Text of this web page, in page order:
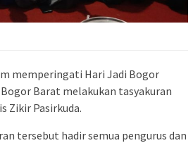
memperingati Hari Jadi Bogor
Barat melakukan tasyakuran
Zikir Pasirkuda.
tersebut hadir semua pengurus dan